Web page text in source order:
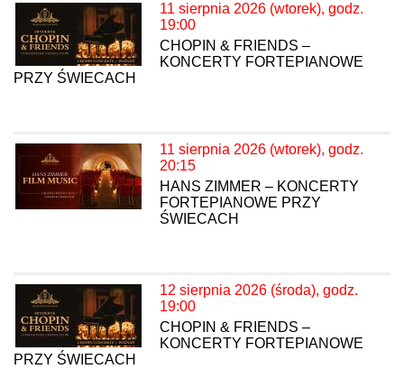
11 sierpnia 2026 (wtorek), godz.
19:00
CHOPIN & FRIENDS –
KONCERTY FORTEPIANOWE
PRZY ŚWIECACH
11 sierpnia 2026 (wtorek), godz.
20:15
HANS ZIMMER – KONCERTY
FORTEPIANOWE PRZY
ŚWIECACH
12 sierpnia 2026 (środa), godz.
19:00
CHOPIN & FRIENDS –
KONCERTY FORTEPIANOWE
PRZY ŚWIECACH